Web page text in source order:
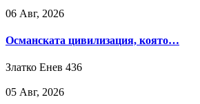
06 Авг, 2026
Османската цивилизация, която…
Златко Енев 436
05 Авг, 2026